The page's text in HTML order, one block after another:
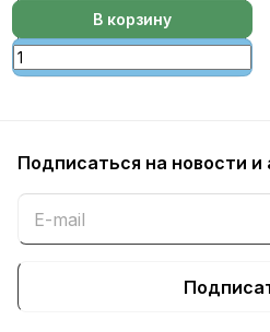
В корзину
Подписаться на новости и